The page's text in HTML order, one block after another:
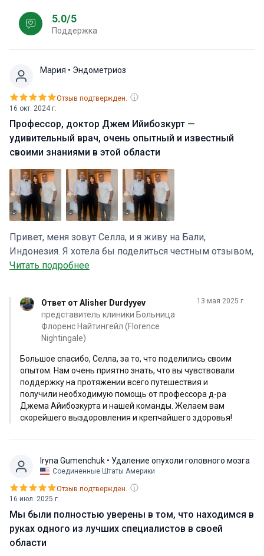
5.0/5
Поддержка
Мария • Эндометриоз
16 окт. 2024 г.
Отзыв подтвержден.
Профессор, доктор Джем Ийибозкурт —
удивительный врач, очень опытный и известный
своими знаниями в этой области
Привет, меня зовут Селла, и я живу на Бали,
Индонезия. Я хотела бы поделиться честным отзывом,
основанным на моем опыте поиска медицинского
эндометриоз 4-й стадии, которые требовали
скорейшей операции. Сначала меня
госпитализировали на Бали, но врач посоветовал мне
не было необходимого оборудования для проведения
операции. На таком маленьком острове, как Бали,
было нелегко найти подходящую клинику. К счастью,
мой лучший друг помог мне связаться с медицинским
менеджером из Bookimed. Так мы нашли Алишера,
в Стамбуле. Мы организовали онлайн-консультацию с
доктором, которая была бесплатной, я уже подготовил
все свои медицинские документы и результаты МРТ
и в течение недели они назначили мне
лапароскопическую роботизированную операцию.
Алишер проделал отличную работу по координации
Читать подробнее
Ответ от Alisher Durdyyev
представитель клиники Больница
Флоренс Найтингейл (Florence
Nightingale)
13 мая 2025 г.
Большое спасибо, Селла, за то, что поделились своим
опытом. Нам очень приятно знать, что вы чувствовали
поддержку на протяжении всего путешествия и
получили необходимую помощь от профессора д-ра
Джема Айибозкурта и нашей команды. Желаем вам
скорейшего выздоровления и крепчайшего здоровья!
Iryna Gumenchuk • Удаление опухоли головного мозга
Соединенные Штаты Америки
16 июл. 2025 г.
Отзыв подтвержден.
Мы были полностью уверены в том, что находимся в
руках одного из лучших специалистов в своей
области